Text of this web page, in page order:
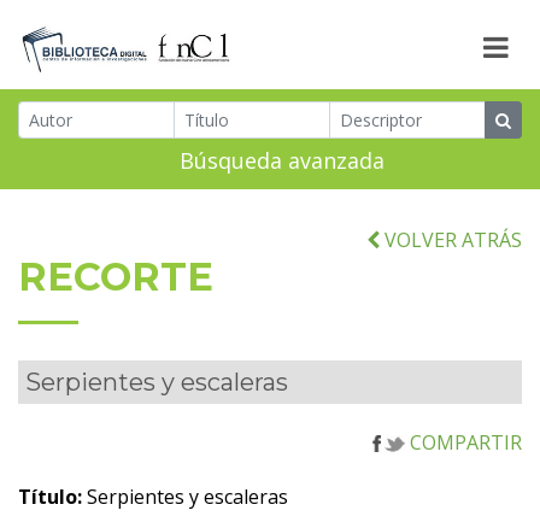
Búsqueda avanzada
VOLVER ATRÁS
RECORTE
Serpientes y escaleras
COMPARTIR
Título:Serpientes y escaleras